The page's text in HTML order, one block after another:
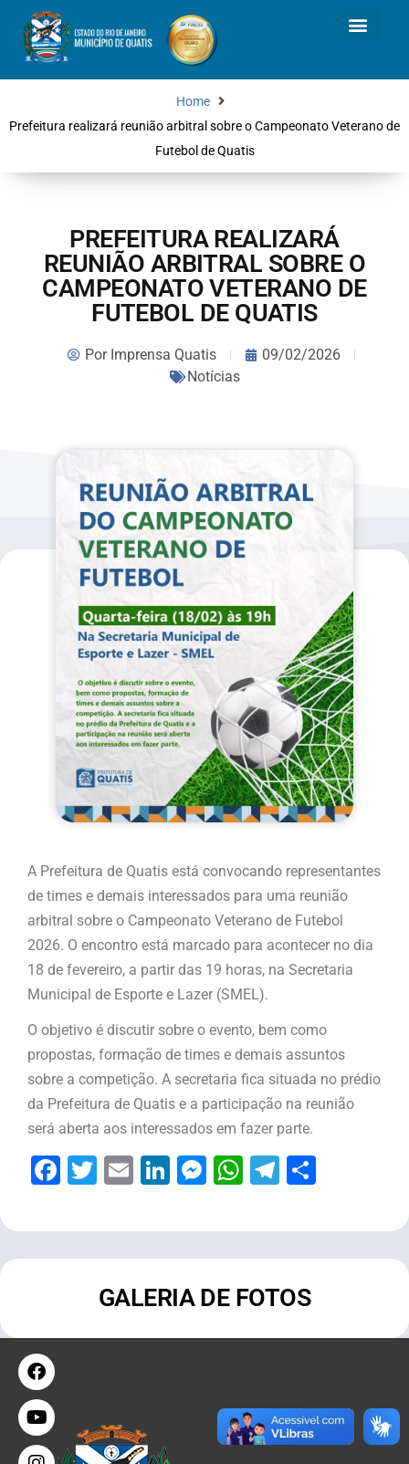
Home
Prefeitura realizará reunião arbitral sobre o Campeonato Veterano de
Futebol de Quatis
PREFEITURA REALIZARÁ
REUNIÃO ARBITRAL SOBRE O
CAMPEONATO VETERANO DE
FUTEBOL DE QUATIS
PorImprensa Quatis
09/02/2026
Notícias
A Prefeitura de Quatis está convocando representantes
de times e demais interessados para uma reunião
arbitral sobre o Campeonato Veterano de Futebol
2026. O encontro está marcado para acontecer no dia
18 de fevereiro, a partir das 19 horas, na Secretaria
Municipal de Esporte e Lazer (SMEL).
O objetivo é discutir sobre o evento, bem como
propostas, formação de times e demais assuntos
sobre a competição. A secretaria fica situada no prédio
da Prefeitura de Quatis e a participação na reunião
será aberta aos interessados em fazer parte.
Facebook
Twitter
EmailLinkedIn
Messenger
WhatsApp
Telegram
GALERIA DE FOTOS